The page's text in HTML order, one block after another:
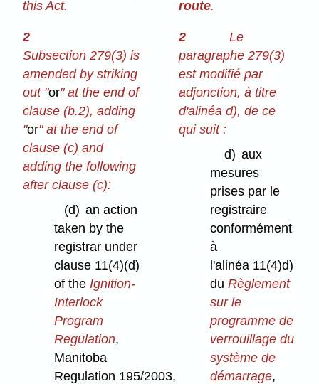
this Act.
route.
2
Subsection 279(3) is
amended by striking
out "or" at the end of
clause (b.2), adding
"or" at the end of
clause (c) and
adding the following
after clause (c):
(d) an action
taken by the
registrar under
clause 11(4)⁠(d)
of the Ignition-
Interlock
Program
Regulation,
Manitoba
Regulation 195/2003,
2
Le
paragraphe 279(3)
est modifié par
adjonction, à titre
d'alinéa d), de ce
qui suit :
d) aux
mesures
prises par le
registraire
conformément
à
l'alinéa 11(4)d)
duRèglement
sur le
programme de
verrouillage du
système de
démarrage,